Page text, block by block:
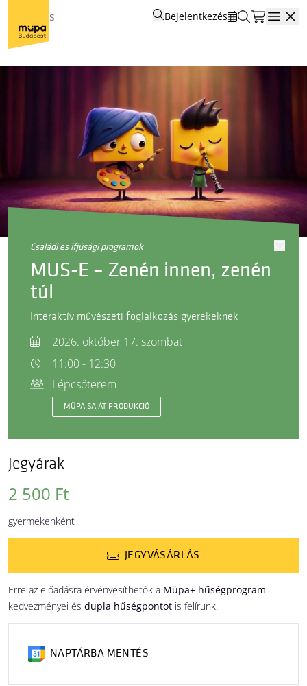
Bejelentkezés
családi és ifjúsági programok
MUS-E – Zenén innen, zenén
túl
Interaktív művészeti foglalkozás gyerekeknek
2026. október 17. szombat
11:00 - 12:30
Lépcsőterem
MÜPA SAJÁT PRODUKCIÓ
Jegyárak
2 500 Ft
gyermekenként
JEGYVÁSÁRLÁS
Erre az előadásra érvényesíthetők a Müpa+ hűségprogram
kedvezményei és dupla hűségpontot is felírunk.
NAPTÁRBA MENTÉS